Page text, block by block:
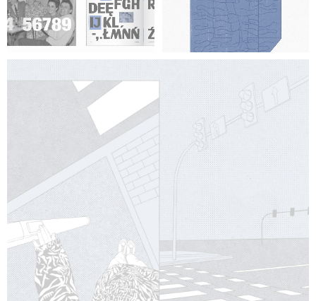
grafika
Gosia Makocka